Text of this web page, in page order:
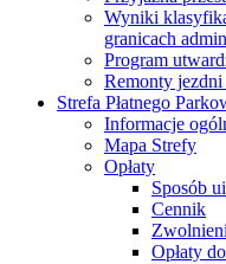
Wyniki
granicach
Program
Remonty
Strefa Płatnego
Informacje
Mapa Strefy
Opłaty
Sposób
Cennik
Opłaty